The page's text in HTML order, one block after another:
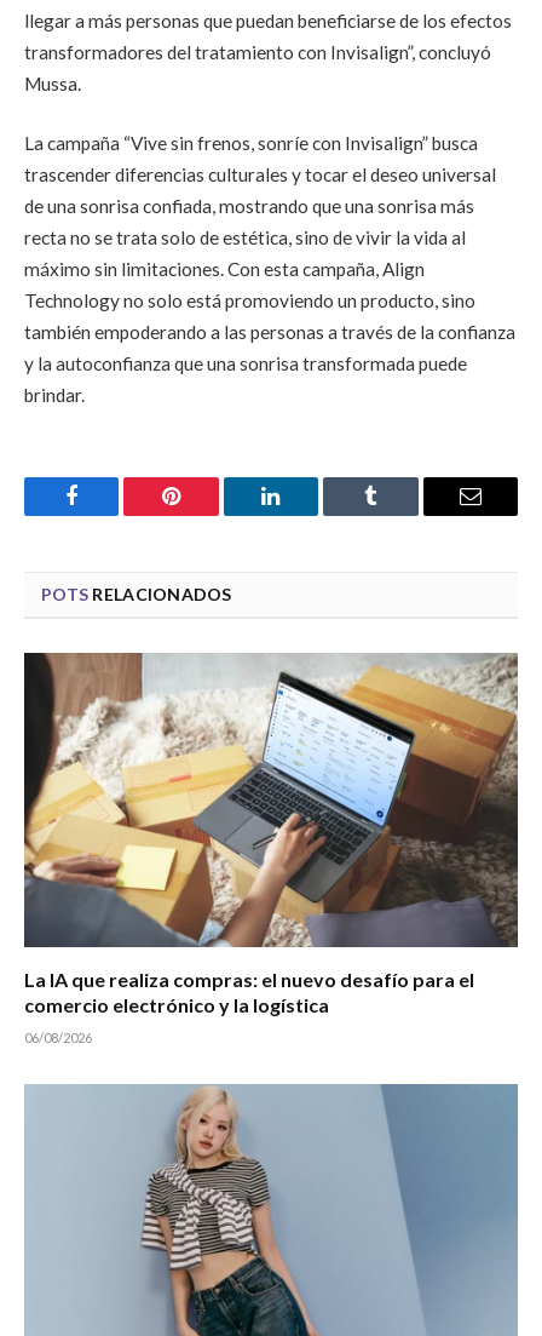
llegar a más personas que puedan beneficiarse de los efectos
transformadores del tratamiento con Invisalign”, concluyó
Mussa.
La campaña “Vive sin frenos, sonríe con Invisalign” busca
trascender diferencias culturales y tocar el deseo universal
de una sonrisa confiada, mostrando que una sonrisa más
recta no se trata solo de estética, sino de vivir la vida al
máximo sin limitaciones. Con esta campaña, Align
Technology no solo está promoviendo un producto, sino
también empoderando a las personas a través de la confianza
y la autoconfianza que una sonrisa transformada puede
brindar.
Facebook Pinterest LinkedIn Tumblr Email
POTS RELACIONADOS
La IA que realiza compras: el nuevo desafío para el
comercio electrónico y la logística
06/08/2026